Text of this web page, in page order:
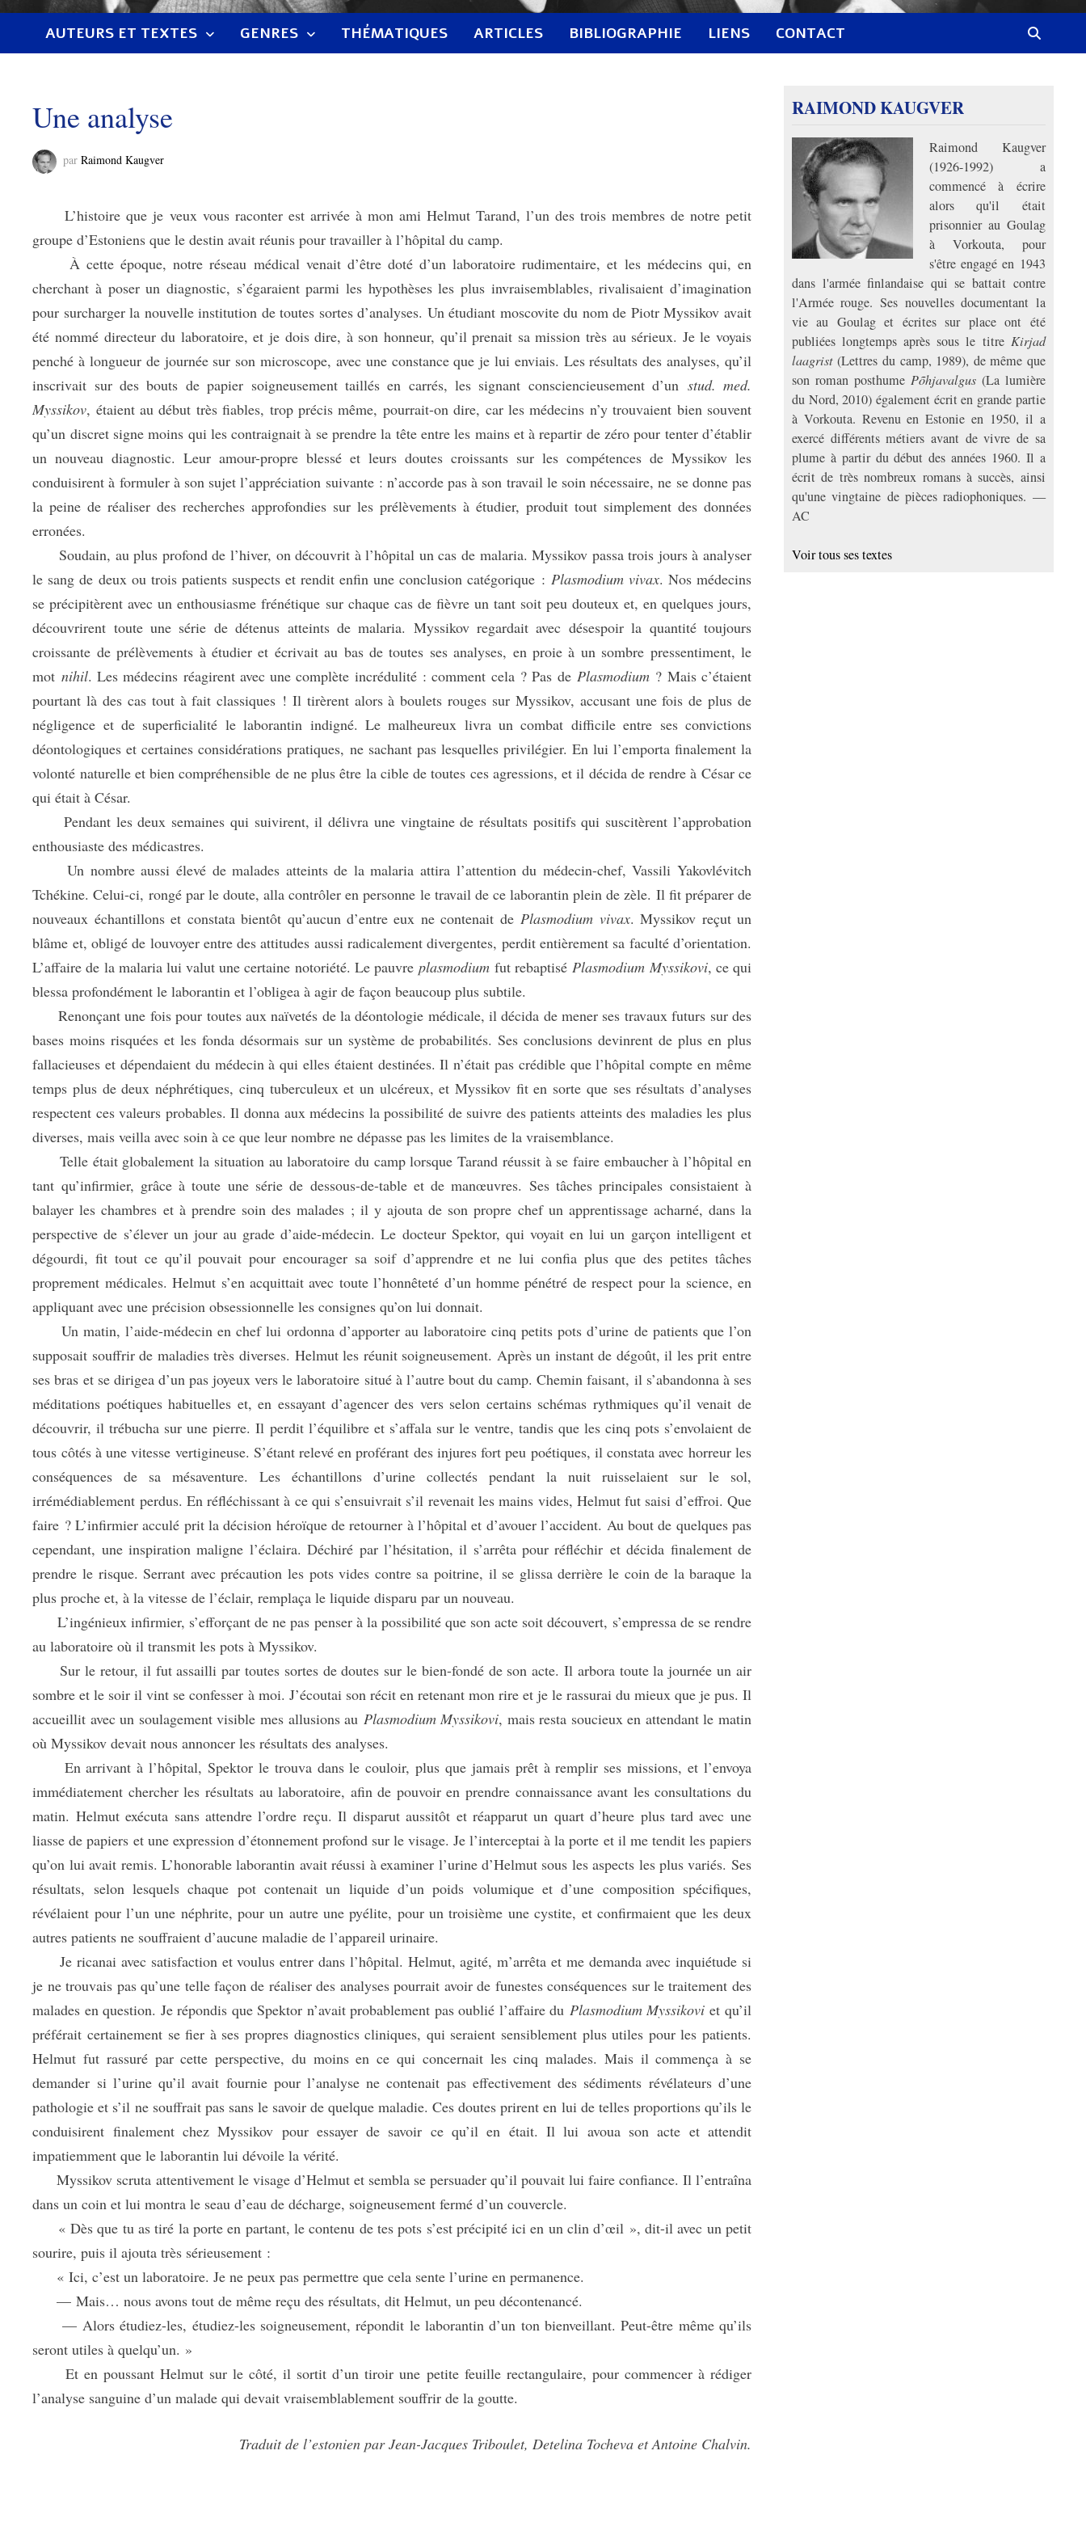
AUTEURS ET TEXTES GENRES THÉMATIQUES ARTICLES BIBLIOGRAPHIE LIENS CONTACT
Une analyse
parRaimond Kaugver
L’histoire que je veux vous raconter est arrivée à mon ami Helmut Tarand, l’un des trois membres de notre petit
groupe d’Estoniens que le destin avait réunis pour travailler à l’hôpital du camp.
À cette époque, notre réseau médical venait d’être doté d’un laboratoire rudimentaire, et les médecins qui, en
cherchant à poser un diagnostic, s’égaraient parmi les hypothèses les plus invraisemblables, rivalisaient d’imagination
pour surcharger la nouvelle institution de toutes sortes d’analyses. Un étudiant moscovite du nom de Piotr Myssikov avait
été nommé directeur du laboratoire, et je dois dire, à son honneur, qu’il prenait sa mission très au sérieux. Je le voyais
penché à longueur de journée sur son microscope, avec une constance que je lui enviais. Les résultats des analyses, qu’il
inscrivait sur des bouts de papier soigneusement taillés en carrés, les signant consciencieusement d’un stud. med.
Myssikov, étaient au début très fiables, trop précis même, pourrait-on dire, car les médecins n’y trouvaient bien souvent
qu’un discret signe moins qui les contraignait à se prendre la tête entre les mains et à repartir de zéro pour tenter d’établir
un nouveau diagnostic. Leur amour-propre blessé et leurs doutes croissants sur les compétences de Myssikov les
conduisirent à formuler à son sujet l’appréciation suivante : n’accorde pas à son travail le soin nécessaire, ne se donne pas
la peine de réaliser des recherches approfondies sur les prélèvements à étudier, produit tout simplement des données
erronées.
Soudain, au plus profond de l’hiver, on découvrit à l’hôpital un cas de malaria. Myssikov passa trois jours à analyser
le sang de deux ou trois patients suspects et rendit enfin une conclusion catégorique : Plasmodium vivax. Nos médecins
se précipitèrent avec un enthousiasme frénétique sur chaque cas de fièvre un tant soit peu douteux et, en quelques jours,
découvrirent toute une série de détenus atteints de malaria. Myssikov regardait avec désespoir la quantité toujours
croissante de prélèvements à étudier et écrivait au bas de toutes ses analyses, en proie à un sombre pressentiment, le
mot nihil. Les médecins réagirent avec une complète incrédulité : comment cela ? Pas de Plasmodium ? Mais c’étaient
pourtant là des cas tout à fait classiques ! Il tirèrent alors à boulets rouges sur Myssikov, accusant une fois de plus de
négligence et de superficialité le laborantin indigné. Le malheureux livra un combat difficile entre ses convictions
déontologiques et certaines considérations pratiques, ne sachant pas lesquelles privilégier. En lui l’emporta finalement la
volonté naturelle et bien compréhensible de ne plus être la cible de toutes ces agressions, et il décida de rendre à César ce
qui était à César.
Pendant les deux semaines qui suivirent, il délivra une vingtaine de résultats positifs qui suscitèrent l’approbation
enthousiaste des médicastres.
Un nombre aussi élevé de malades atteints de la malaria attira l’attention du médecin-chef, Vassili Yakovlévitch
Tchékine. Celui-ci, rongé par le doute, alla contrôler en personne le travail de ce laborantin plein de zèle. Il fit préparer de
nouveaux échantillons et constata bientôt qu’aucun d’entre eux ne contenait dePlasmodium vivax. Myssikov reçut un
blâme et, obligé de louvoyer entre des attitudes aussi radicalement divergentes, perdit entièrement sa faculté d’orientation.
L’affaire de la malaria lui valut une certaine notoriété. Le pauvreplasmodium fut rebaptiséPlasmodium Myssikovi, ce qui
blessa profondément le laborantin et l’obligea à agir de façon beaucoup plus subtile.
Renonçant une fois pour toutes aux naïvetés de la déontologie médicale, il décida de mener ses travaux futurs sur des
bases moins risquées et les fonda désormais sur un système de probabilités. Ses conclusions devinrent de plus en plus
fallacieuses et dépendaient du médecin à qui elles étaient destinées. Il n’était pas crédible que l’hôpital compte en même
temps plus de deux néphrétiques, cinq tuberculeux et un ulcéreux, et Myssikov fit en sorte que ses résultats d’analyses
respectent ces valeurs probables. Il donna aux médecins la possibilité de suivre des patients atteints des maladies les plus
diverses, mais veilla avec soin à ce que leur nombre ne dépasse pas les limites de la vraisemblance.
Telle était globalement la situation au laboratoire du camp lorsque Tarand réussit à se faire embaucher à l’hôpital en
tant qu’infirmier, grâce à toute une série de dessous-de-table et de manœuvres. Ses tâches principales consistaient à
balayer les chambres et à prendre soin des malades ; il y ajouta de son propre chef un apprentissage acharné, dans la
perspective de s’élever un jour au grade d’aide-médecin. Le docteur Spektor, qui voyait en lui un garçon intelligent et
dégourdi, fit tout ce qu’il pouvait pour encourager sa soif d’apprendre et ne lui confia plus que des petites tâches
proprement médicales. Helmut s’en acquittait avec toute l’honnêteté d’un homme pénétré de respect pour la science, en
appliquant avec une précision obsessionnelle les consignes qu’on lui donnait.
Un matin, l’aide-médecin en chef lui ordonna d’apporter au laboratoire cinq petits pots d’urine de patients que l’on
supposait souffrir de maladies très diverses. Helmut les réunit soigneusement. Après un instant de dégoût, il les prit entre
ses bras et se dirigea d’un pas joyeux vers le laboratoire situé à l’autre bout du camp. Chemin faisant, il s’abandonna à ses
méditations poétiques habituelles et, en essayant d’agencer des vers selon certains schémas rythmiques qu’il venait de
découvrir, il trébucha sur une pierre. Il perdit l’équilibre et s’affala sur le ventre, tandis que les cinq pots s’envolaient de
tous côtés à une vitesse vertigineuse. S’étant relevé en proférant des injures fort peu poétiques, il constata avec horreur les
conséquences de sa mésaventure. Les échantillons d’urine collectés pendant la nuit ruisselaient sur le sol,
irrémédiablement perdus. En réfléchissant à ce qui s’ensuivrait s’il revenait les mains vides, Helmut fut saisi d’effroi. Que
faire ? L’infirmier acculé prit la décision héroïque de retourner à l’hôpital et d’avouer l’accident. Au bout de quelques pas
cependant, une inspiration maligne l’éclaira. Déchiré par l’hésitation, il s’arrêta pour réfléchir et décida finalement de
prendre le risque. Serrant avec précaution les pots vides contre sa poitrine, il se glissa derrière le coin de la baraque la
plus proche et, à la vitesse de l’éclair, remplaça le liquide disparu par un nouveau.
L’ingénieux infirmier, s’efforçant de ne pas penser à la possibilité que son acte soit découvert, s’empressa de se rendre
au laboratoire où il transmit les pots à Myssikov.
Sur le retour, il fut assailli par toutes sortes de doutes sur le bien-fondé de son acte. Il arbora toute la journée un air
sombre et le soir il vint se confesser à moi. J’écoutai son récit en retenant mon rire et je le rassurai du mieux que je pus. Il
accueillit avec un soulagement visible mes allusions au Plasmodium Myssikovi, mais resta soucieux en attendant le matin
où Myssikov devait nous annoncer les résultats des analyses.
En arrivant à l’hôpital, Spektor le trouva dans le couloir, plus que jamais prêt à remplir ses missions, et l’envoya
immédiatement chercher les résultats au laboratoire, afin de pouvoir en prendre connaissance avant les consultations du
matin. Helmut exécuta sans attendre l’ordre reçu. Il disparut aussitôt et réapparut un quart d’heure plus tard avec une
liasse de papiers et une expression d’étonnement profond sur le visage. Je l’interceptai à la porte et il me tendit les papiers
qu’on lui avait remis. L’honorable laborantin avait réussi à examiner l’urine d’Helmut sous les aspects les plus variés. Ses
résultats, selon lesquels chaque pot contenait un liquide d’un poids volumique et d’une composition spécifiques,
révélaient pour l’un une néphrite, pour un autre une pyélite, pour un troisième une cystite, et confirmaient que les deux
autres patients ne souffraient d’aucune maladie de l’appareil urinaire.
Je ricanai avec satisfaction et voulus entrer dans l’hôpital. Helmut, agité, m’arrêta et me demanda avec inquiétude si
je ne trouvais pas qu’une telle façon de réaliser des analyses pourrait avoir de funestes conséquences sur le traitement des
malades en question. Je répondis que Spektor n’avait probablement pas oublié l’affaire du Plasmodium Myssikoviet qu’il
préférait certainement se fier à ses propres diagnostics cliniques, qui seraient sensiblement plus utiles pour les patients.
Helmut fut rassuré par cette perspective, du moins en ce qui concernait les cinq malades. Mais il commença à se
demander si l’urine qu’il avait fournie pour l’analyse ne contenait pas effectivement des sédiments révélateurs d’une
pathologie et s’il ne souffrait pas sans le savoir de quelque maladie. Ces doutes prirent en lui de telles proportions qu’ils le
conduisirent finalement chez Myssikov pour essayer de savoir ce qu’il en était. Il lui avoua son acte et attendit
impatiemment que le laborantin lui dévoile la vérité.
Myssikov scruta attentivement le visage d’Helmut et sembla se persuader qu’il pouvait lui faire confiance. Il l’entraîna
dans un coin et lui montra le seau d’eau de décharge, soigneusement fermé d’un couvercle.
« Dès que tu as tiré la porte en partant, le contenu de tes pots s’est précipité ici en un clin d’œil », dit-il avec un petit
sourire, puis il ajouta très sérieusement :
« Ici, c’est un laboratoire. Je ne peux pas permettre que cela sente l’urine en permanence.
— Mais… nous avons tout de même reçu des résultats, dit Helmut, un peu décontenancé.
— Alors étudiez-les, étudiez-les soigneusement, répondit le laborantin d’un ton bienveillant. Peut-être même qu’ils
seront utiles à quelqu’un. »
Et en poussant Helmut sur le côté, il sortit d’un tiroir une petite feuille rectangulaire, pour commencer à rédiger
l’analyse sanguine d’un malade qui devait vraisemblablement souffrir de la goutte.
Traduit de l’estonien par Jean-Jacques Triboulet, Detelina Tocheva et Antoine Chalvin.
RAIMOND KAUGVER
Raimond Kaugver
(1926-1992) a
commencé à écrire
alors qu'il était
prisonnier au Goulag
à Vorkouta, pour
s'être engagé en 1943
dans l'armée finlandaise qui se battait contre
l'Armée rouge. Ses nouvelles documentant la
vie au Goulag et écrites sur place ont été
publiées longtemps après sous le titre Kirjad
laagrist(Lettres du camp, 1989), de même que
son roman posthume Põhjavalgus(La lumière
du Nord, 2010) également écrit en grande partie
à Vorkouta. Revenu en Estonie en 1950, il a
exercé différents métiers avant de vivre de sa
plume à partir du début des années 1960. Il a
écrit de très nombreux romans à succès, ainsi
qu'une vingtaine de pièces radiophoniques. —
AC
Voir tous ses textes